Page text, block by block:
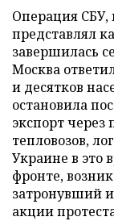
Операция
представлял
завершилась
Москва
и десятков
остановила
экспорт
тепловозов,
Украине в это
фронте,
затронувший
акции